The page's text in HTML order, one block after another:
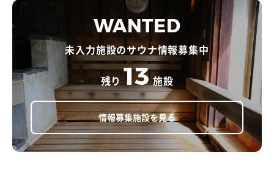
WANTED
未入力施設のサウナ情報募集中
残り 13 施設
情報募集施設を見る